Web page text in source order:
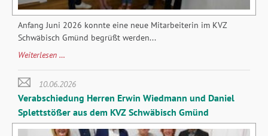
Anfang Juni 2026 konnte eine neue Mitarbeiterin im KVZ
Schwäbisch Gmünd begrüßt werden...
Weiterlesen …Neue
im
Schwäbisch
Gmünd
ab
10.06.2026
Verabschiedung Herren Erwin Wiedmann und Daniel
Splettstößer aus dem KVZ Schwäbisch Gmünd